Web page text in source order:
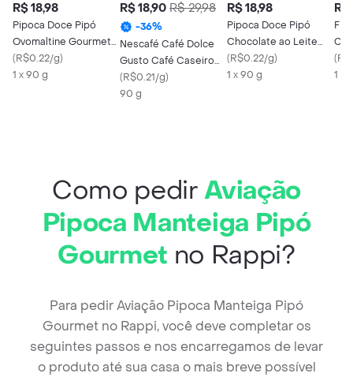
R$ 18,98
Pipoca Doce Pipó
Ovomaltine Gourmet
90 g
(R$0.22/g)
1 x 90 g
R$ 18,90 R$ 29,98
-36%
Nescafé Café Dolce
Gusto Café Caseiro
Intenso
(R$0.21/g)
90 g
R$ 18,98
Pipoca Doce Pipó
Chocolate ao Leite
Alpino Gourmet 90 g
(R$0.22/g)
1 x 90 g
R$
(
1 X
Como pedirAviação
Pipoca Manteiga Pipó
Gourmet no Rappi?
Para pedir Aviação Pipoca Manteiga Pipó
Gourmet no Rappi, você deve completar os
seguintes passos e nos encarregamos de levar
o produto até sua casa o mais breve possível